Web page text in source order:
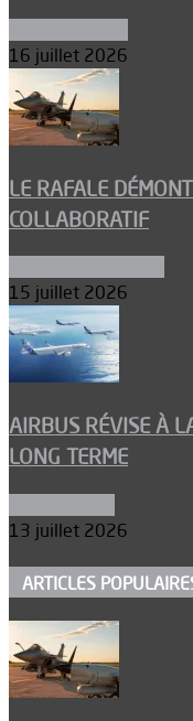
16 juillet 2026
LE RAFALE
COLLABORATIF
15 juillet 2026
AIRBUS RÉVISE À
LONG TERME
13 juillet 2026
ARTICLES